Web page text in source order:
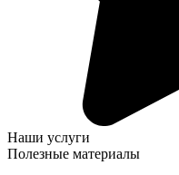
Наши услуги
Полезные материалы